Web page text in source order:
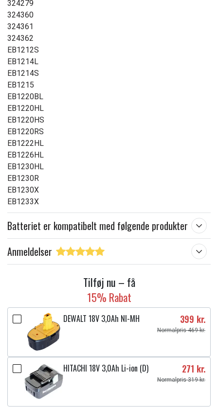
324279
324360
324361
324362
EB1212S
EB1214L
EB1214S
EB1215
EB1220BL
EB1220HL
EB1220HS
EB1220RS
EB1222HL
EB1226HL
EB1230HL
EB1230R
EB1230X
EB1233X
Batteriet er kompatibelt med følgende produkter
Anmeldelser
Tilføj nu – få
15% Rabat
DEWALT 18V 3,0Ah NI-MH 399 kr.
Normalpris 469 kr.
HITACHI 18V 3,0Ah Li-ion (D) 271 kr.
Normalpris 319 kr.